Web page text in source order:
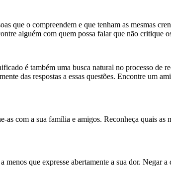
que o compreendem e que tenham as mesmas
alguém com quem possa falar que não critique
é também uma busca natural no processo de
das respostas a essas questões. Encontre um
com a sua família e amigos. Reconheça quais
que expresse abertamente a sua dor. Negar